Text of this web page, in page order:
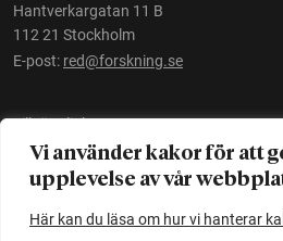
Vi använder kakor för att
upplevelse av vår
Här kan du läsa om hur vi hanterar
Hantverkargatan 11 B
112 21 Stockholm
E-post: red@forskning.se
Tillgänglighet
Ett initiativ avVetenskapsrådet